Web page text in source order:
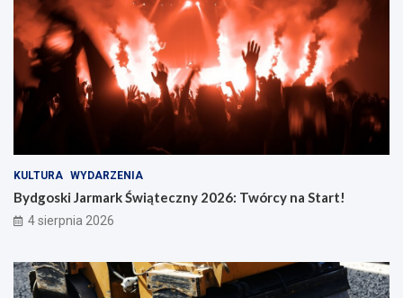
KULTURA WYDARZENIA
Bydgoski Jarmark Świąteczny 2026: Twórcy na Start!
4 sierpnia 2026